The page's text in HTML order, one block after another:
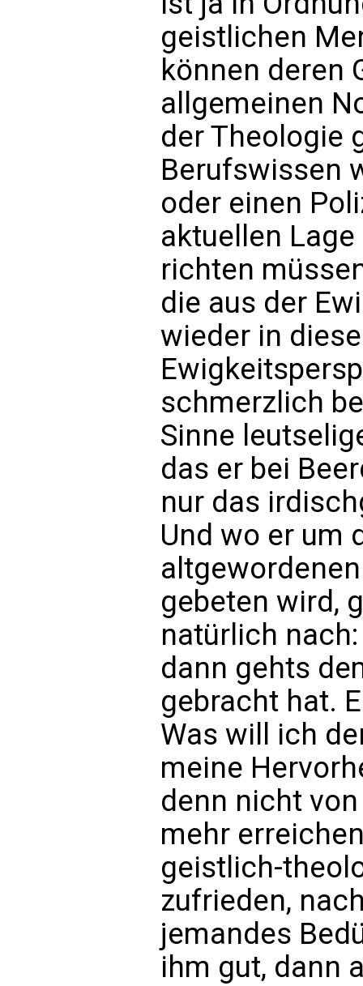
geistlichen
können deren
allgemeinen
der Theologie
Berufswissen
oder einen
aktuellen
richten
die aus der
wieder in
schmerzlich
Sinne
das er bei
nur das
Und wo er um
gebeten wird,
natürlich
dann gehts
gebracht hat.
Was will ich
meine
denn nicht
mehr
geistlich-
zufrieden,
jemandes
ihm gut, dann